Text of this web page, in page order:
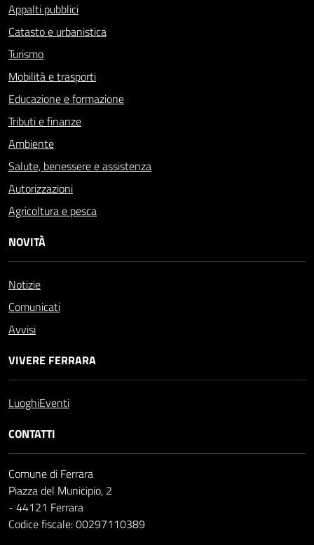
Appalti pubblici
Catasto e urbanistica
Turismo
Mobilità e trasporti
Educazione e formazione
Tributi e finanze
Ambiente
Salute, benessere e assistenza
Autorizzazioni
Agricoltura e pesca
NOVITÀ
Notizie
Comunicati
Avvisi
VIVERE FERRARA
LuoghiEventi
CONTATTI
Comune di Ferrara
Piazza del Municipio, 2
- 44121 Ferrara
Codice fiscale: 00297110389